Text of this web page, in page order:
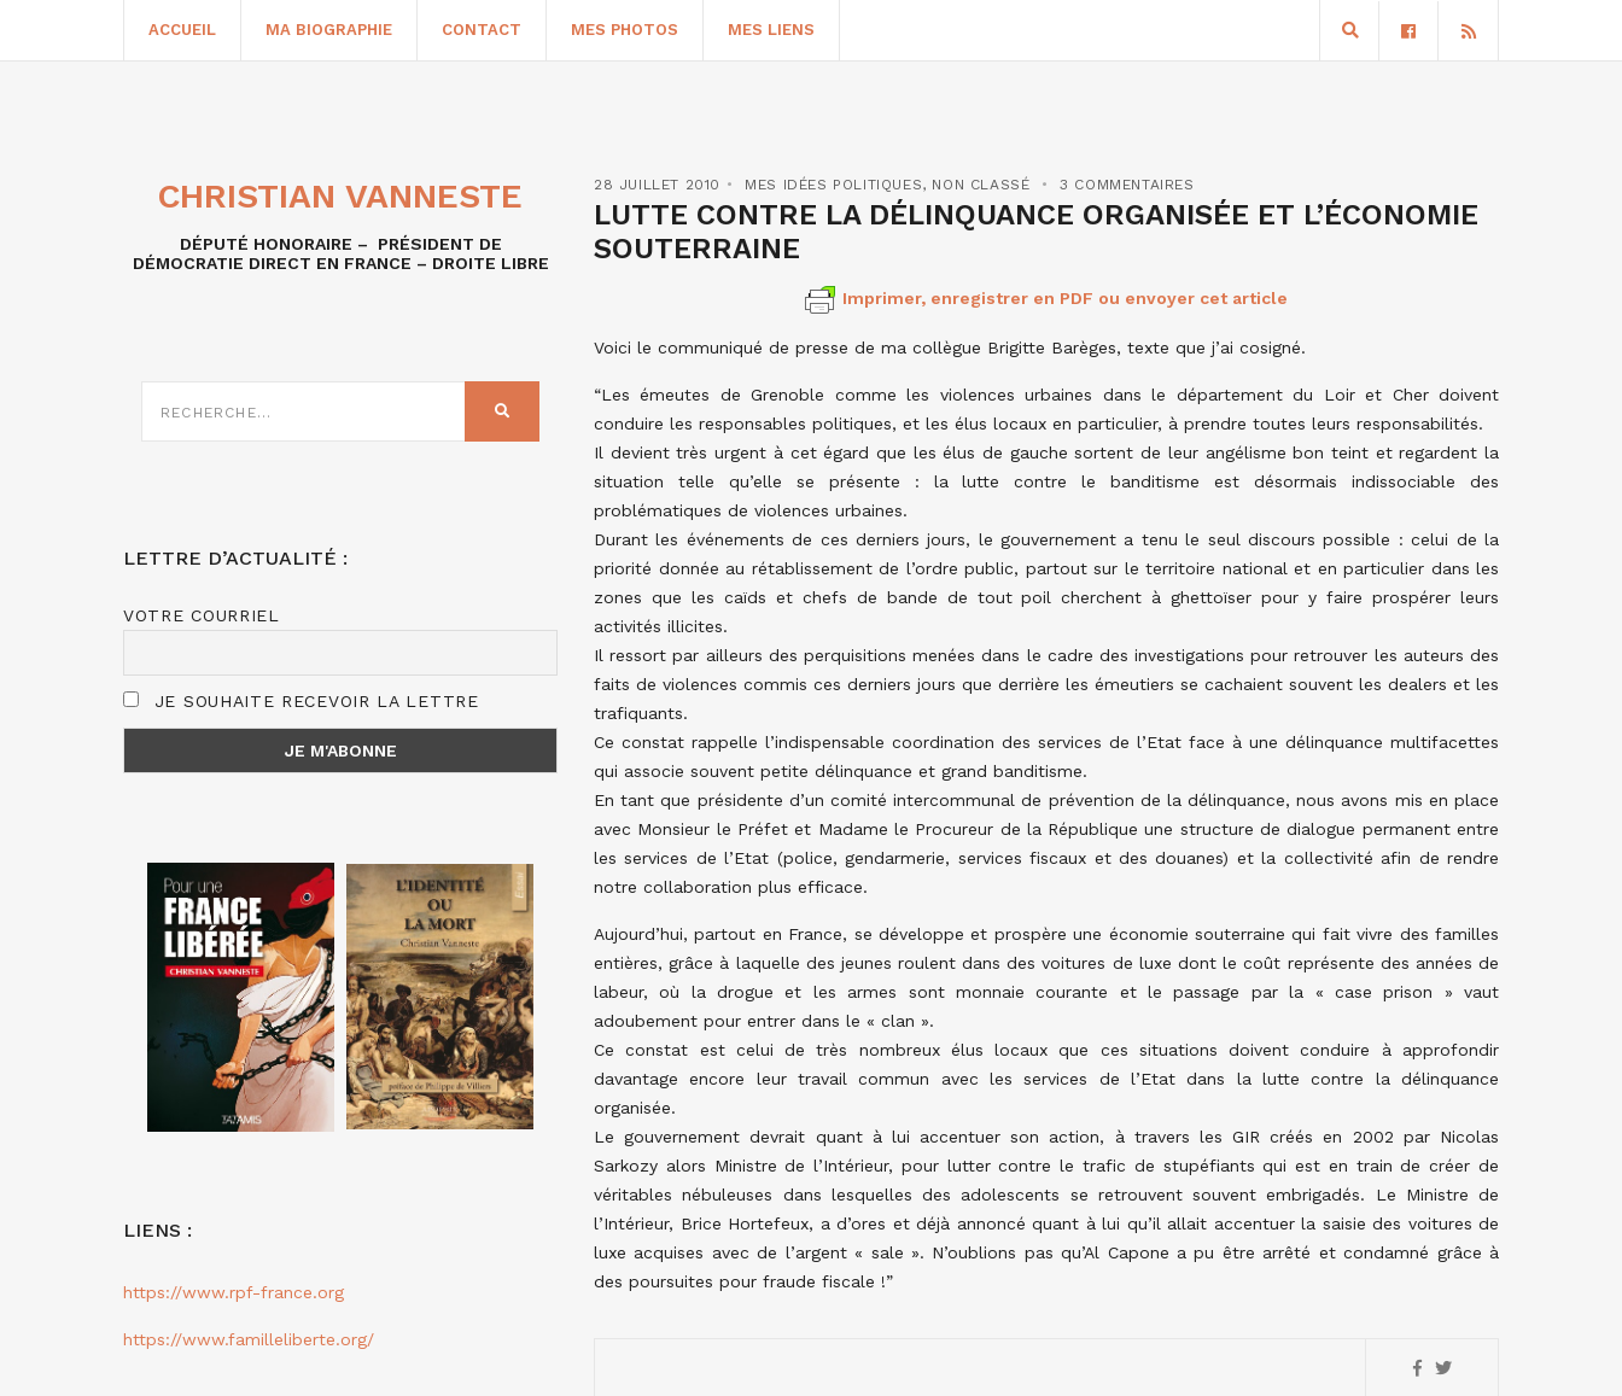
ACCUEIL MA BIOGRAPHIE CONTACT MES PHOTOS MES LIENS
28 JUILLET 2010 MES IDÉES POLITIQUES, NON CLASSÉ 3 COMMENTAIRES
LUTTE CONTRE LA DÉLINQUANCE ORGANISÉE ET L’ÉCONOMIE
SOUTERRAINE
Imprimer, enregistrer en PDF ou envoyer cet article
Voici le communiqué de presse de ma collègue Brigitte Barèges, texte que j’ai cosigné.
“Les émeutes de Grenoble comme les violences urbaines dans le département du Loir et Cher doivent
conduire les responsables politiques, et les élus locaux en particulier, à prendre toutes leurs responsabilités.
Il devient très urgent à cet égard que les élus de gauche sortent de leur angélisme bon teint et regardent la
situation telle qu’elle se présente : la lutte contre le banditisme est désormais indissociable des
problématiques de violences urbaines.
Durant les événements de ces derniers jours, le gouvernement a tenu le seul discours possible : celui de la
priorité donnée au rétablissement de l’ordre public, partout sur le territoire national et en particulier dans les
zones que les caïds et chefs de bande de tout poil cherchent à ghettoïser pour y faire prospérer leurs
activités illicites.
Il ressort par ailleurs des perquisitions menées dans le cadre des investigations pour retrouver les auteurs des
faits de violences commis ces derniers jours que derrière les émeutiers se cachaient souvent les dealers et les
trafiquants.
Ce constat rappelle l’indispensable coordination des services de l’Etat face à une délinquance multifacettes
qui associe souvent petite délinquance et grand banditisme.
En tant que présidente d’un comité intercommunal de prévention de la délinquance, nous avons mis en place
avec Monsieur le Préfet et Madame le Procureur de la République une structure de dialogue permanent entre
les services de l’Etat (police, gendarmerie, services fiscaux et des douanes) et la collectivité afin de rendre
notre collaboration plus efficace.
Aujourd’hui, partout en France, se développe et prospère une économie souterraine qui fait vivre des familles
entières, grâce à laquelle des jeunes roulent dans des voitures de luxe dont le coût représente des années de
labeur, où la drogue et les armes sont monnaie courante et le passage par la « case prison » vaut
adoubement pour entrer dans le « clan ».
Ce constat est celui de très nombreux élus locaux que ces situations doivent conduire à approfondir
davantage encore leur travail commun avec les services de l’Etat dans la lutte contre la délinquance
organisée.
Le gouvernement devrait quant à lui accentuer son action, à travers les GIR créés en 2002 par Nicolas
Sarkozy alors Ministre de l’Intérieur, pour lutter contre le trafic de stupéfiants qui est en train de créer de
véritables nébuleuses dans lesquelles des adolescents se retrouvent souvent embrigadés. Le Ministre de
l’Intérieur, Brice Hortefeux, a d’ores et déjà annoncé quant à lui qu’il allait accentuer la saisie des voitures de
luxe acquises avec de l’argent « sale ». N’oublions pas qu’Al Capone a pu être arrêté et condamné grâce à
des poursuites pour fraude fiscale !”
CHRISTIAN VANNESTE
DÉPUTÉ HONORAIRE – PRÉSIDENT DE
DÉMOCRATIE DIRECT EN FRANCE – DROITE LIBRE
SUR
LETTRE D’ACTUALITÉ :
VOTRE COURRIEL
JE SOUHAITE RECEVOIR LA LETTRE
LIENS :
https://www.rpf-france.org
https://www.familleliberte.org/